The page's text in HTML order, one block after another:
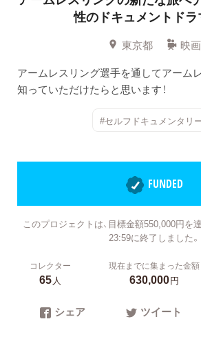
性のドキュメントド
東京都
映画
アームレスリング選手を通してアーム
知っていただけたらと思います！
#セルフドキュメンタリ
FUNDED
このプロジェクトは、目標金額550,000円を
23:59に終了しました。
コレクター
65人
現在までに集まった金額
630,000円
シェア ツイート